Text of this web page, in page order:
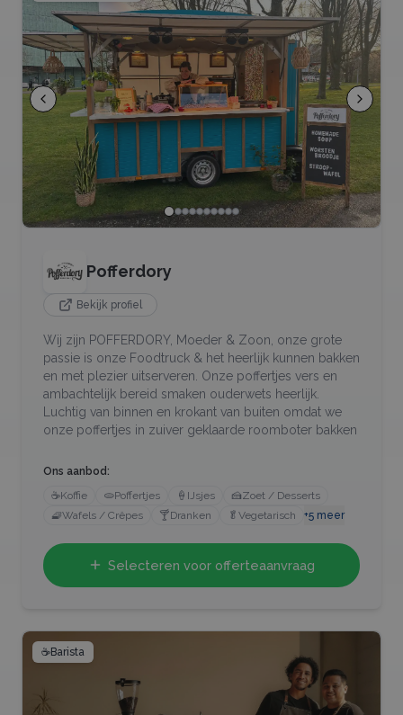
Pofferdory
Bekijk profiel
Wij zijn POFFERDORY, Moeder & Zoon, onze grote
passie is onze Foodtruck & het heerlijk kunnen bakken
en met plezier uitserveren. Onze poffertjes vers en
ambachtelijk bereid smaken ouderwets heerlijk.
Luchtig van binnen en krokant van buiten omdat we
onze poffertjes in zuiver geklaarde roomboter bakken
Ons aanbod:
☕Koffie 🫓Poffertjes 🍦 IJsjes 🍰Zoet / Desserts
🧇Wafels / Crêpes 🍸Dranken 🥬 Vegetarisch +5 meer
Selecteren voor offerteaanvraag
☕Barista